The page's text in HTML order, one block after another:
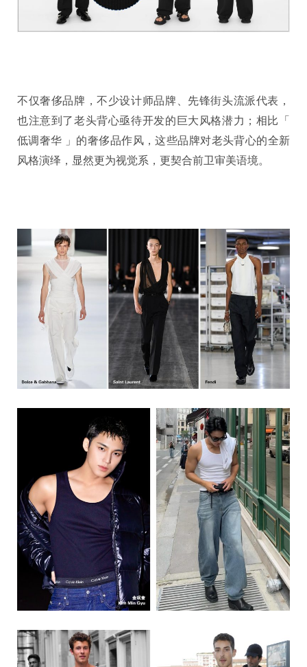
不仅奢侈品牌，不少设计师品牌、先锋街头流派代表，
也注意到了老头背心亟待开发的巨大风格潜力；相比「
低调奢华 」的奢侈品作风，这些品牌对老头背心的全新
风格演绎，显然更为视觉系，更契合前卫审美语境。